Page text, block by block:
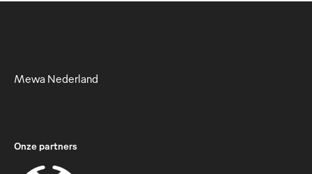
Mewa Nederland
Onze partners